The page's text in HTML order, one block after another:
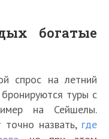
богатые
спрос на летний
туры с
на Сейшелы.
назвать, где